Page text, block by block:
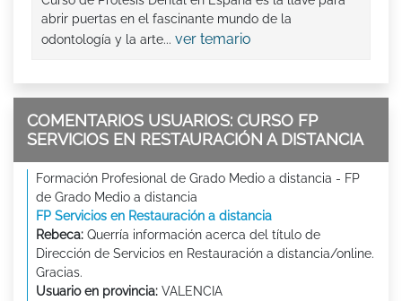
abrir puertas en el fascinante mundo de la
odontología y la arte... ver temario
COMENTARIOS USUARIOS: CURSO FP
SERVICIOS EN RESTAURACIÓN A DISTANCIA
Formación Profesional de Grado Medio a distancia - FP
de Grado Medio a distancia
FP Servicios en Restauración a distancia
Rebeca: Querría información acerca del título de
Dirección de Servicios en Restauración a distancia/online.
Gracias.
Usuario en provincia: VALENCIA